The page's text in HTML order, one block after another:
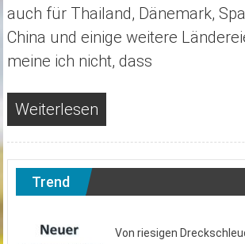
auch für Thailand, Dänemark,
China und einige weitere
meine ich nicht, dass
Weiterlesen
Trend
Von riesigen